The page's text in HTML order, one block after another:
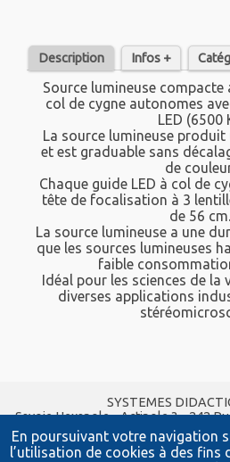
En poursuivant votre navigation
l’utilisation de cookies à des fins
Description Infos +
Source lumineuse compacte
col de cygne autonomes
LED (6500
La source lumineuse produit
et est graduable sans
de
Chaque guide LED à col de
tête de focalisation à 3
de 56 cm.
La source lumineuse a une
que les sources lumineuses
faible
Idéal pour les sciences de la
diverses applications
SYSTEMES
Savoie Hexapole - Actipole 3 - 242
VIVIERS DU
Tel : 04 56 42 80 70| Fax :